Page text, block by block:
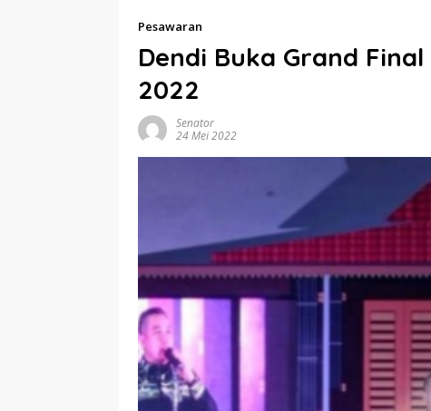
Pesawaran
Dendi Buka Grand
2022
Senator
24 Mei 2022